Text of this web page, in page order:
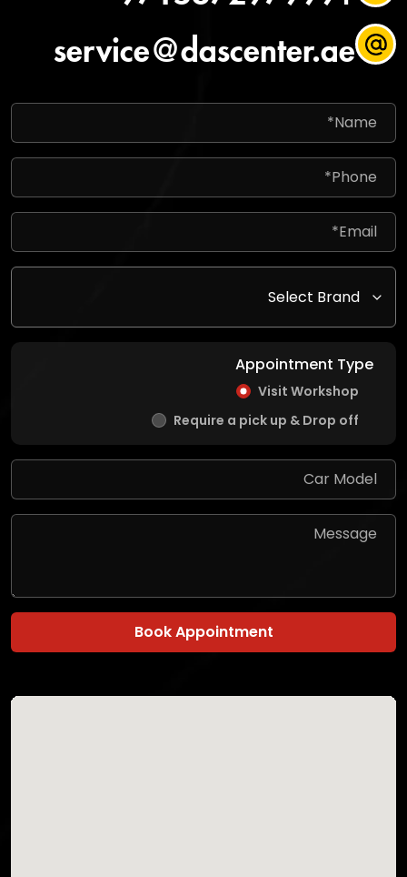
service@dascenter.ae
Appointment Type
Visit Workshop
Require a pick up & Drop off
Book Appointment